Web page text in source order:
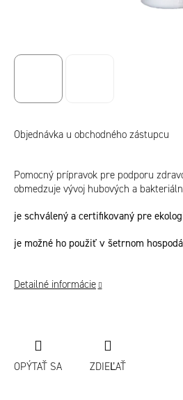
Objednávka u obchodného zástupcu
Pomocný prípravok pre podporu
obmedzuje vývoj hubových a
je schválený a certifikovaný pre
je možné ho použiť v šetrnom
Detailné informácie
OPÝTAŤ SA ZDIEĽAŤ